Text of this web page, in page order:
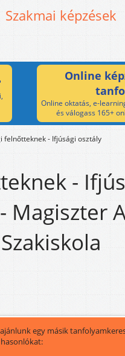
Szakmai képzések
Online
Online oktatás, e-
és válogass 165+
felnőtteknek - Ifjúsági osztály
-
Magiszter
egy másik